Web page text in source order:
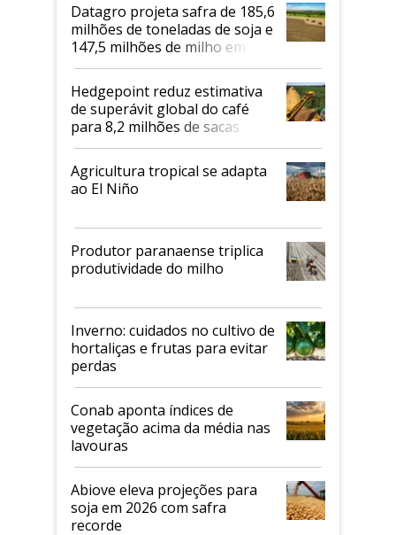
Datagro projeta safra de 185,6
milhões de toneladas de soja e
147,5 milhões de milho em
2026/27
Hedgepoint reduz estimativa
de superávit global do café
para 8,2 milhões de sacas
Agricultura tropical se adapta
ao El Niño
Produtor paranaense triplica
produtividade do milho
Inverno: cuidados no cultivo de
hortaliças e frutas para evitar
perdas
Conab aponta índices de
vegetação acima da média nas
lavouras
Abiove eleva projeções para
soja em 2026 com safra
recorde